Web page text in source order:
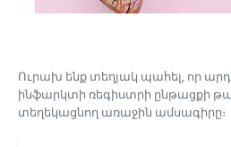
Ուրախ ենք տեղյակ պահել, որ
ինֆարկտի ռեգիստրի ընթացքի
տեղեկացնող առաջին ամսագիրը։